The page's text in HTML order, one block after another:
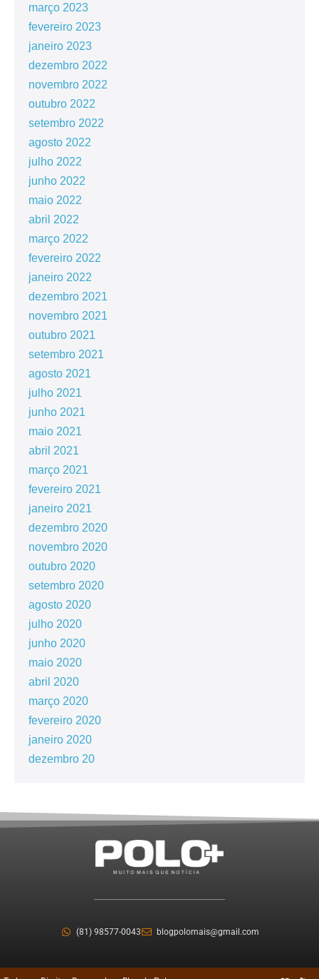
março 2023
fevereiro 2023
janeiro 2023
dezembro 2022
novembro 2022
outubro 2022
setembro 2022
agosto 2022
julho 2022
junho 2022
maio 2022
abril 2022
março 2022
fevereiro 2022
janeiro 2022
dezembro 2021
novembro 2021
outubro 2021
setembro 2021
agosto 2021
julho 2021
junho 2021
maio 2021
abril 2021
março 2021
fevereiro 2021
janeiro 2021
dezembro 2020
novembro 2020
outubro 2020
setembro 2020
agosto 2020
julho 2020
junho 2020
maio 2020
abril 2020
março 2020
fevereiro 2020
janeiro 2020
dezembro 20
(81) 98577-0043 blogpolomais@gmail.com